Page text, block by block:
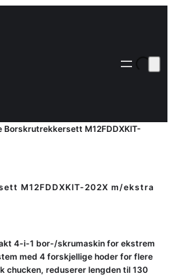
Borskrutrekkersett M12FDDXKIT-
M12FDDXKIT-202X m/ekstra
4-i-1 bor-/skrumaskin for ekstrem
med 4 forskjellige hoder for flere
chucken, reduserer lengden til 130